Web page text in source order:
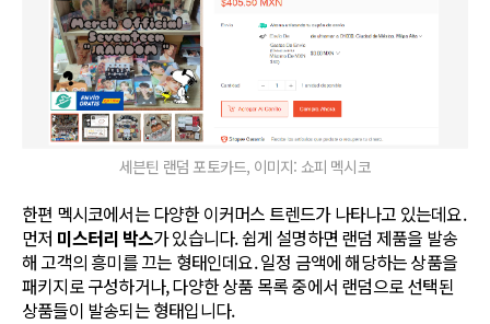
세븐틴 랜덤 포토카드, 이미지: 쇼피 멕시코
한편 멕시코에서는 다양한 이커머스 트렌드가 나타나고 있는데요.
먼저 미스터리 박스가 있습니다. 쉽게 설명하면 랜덤 제품을 발송
해 고객의 흥미를 끄는 형태인데요. 일정 금액에 해당하는 상품을
패키지로 구성하거나, 다양한 상품 목록 중에서 랜덤으로 선택된
상품들이 발송되는 형태입니다.